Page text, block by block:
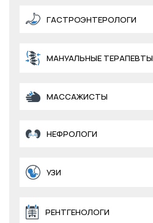
ГАСТРОЭНТЕРОЛОГИ
МАНУАЛЬНЫЕ ТЕРАПЕВТЫ
МАССАЖИСТЫ
НЕФРОЛОГИ
УЗИ
РЕНТГЕНОЛОГИ